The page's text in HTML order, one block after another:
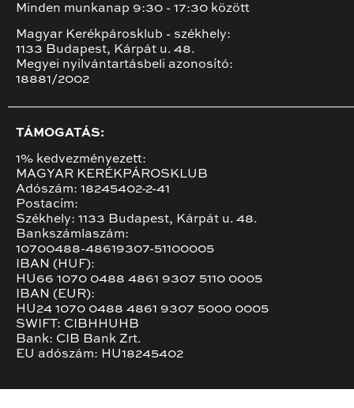
Minden munkanap 9:30 - 17:30 között
Magyar Kerékpárosklub - székhely:
1133 Budapest, Kárpát u. 48.
Megyei nyilvántartásbeli azonosító:
18881/2002
TÁMOGATÁS:
1% kedvezményezett:
MAGYAR KERÉKPÁROSKLUB
Adószám: 18245402-2-41
Postacím:
Székhely: 1133 Budapest, Kárpát u. 48.
Bankszámlaszám:
10700488-48619307-51100005
IBAN (HUF):
HU66 1070 0488 4861 9307 5110 0005
IBAN (EUR):
HU24 1070 0488 4861 9307 5000 0005
SWIFT: CIBHHUHB
Bank: CIB Bank Zrt.
EU adószám: HU18245402